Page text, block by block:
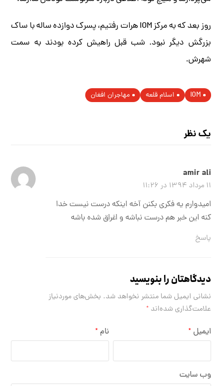
روز بعد که به مرکز IOM هرات رفتیم، پسرک دوازده ساله با ساک
بزرگش دیگر نبود. شب قبل راهیش کرده بودند به سمت
شهرش.
IOM اسلام قلعه مهاجران افغان
یک نظر
amir ali
۱۱ مرداد ۱۳۹۴ در ۱۱:۲۶
امیدوارم یه فکری بکنن آخه اینکه درست نیست خدا
کنه این خبر هم درست نباشه و اغراق شده باشه
پاسخ
دیدگاهتان را بنویسید
نشانی ایمیل شما منتشر نخواهد شد. بخش‌های موردنیاز
علامت‌گذاری شده‌اند*
نام * ایمیل *
وب‌ سایت